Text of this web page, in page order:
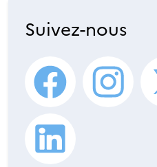
Suivez-nous